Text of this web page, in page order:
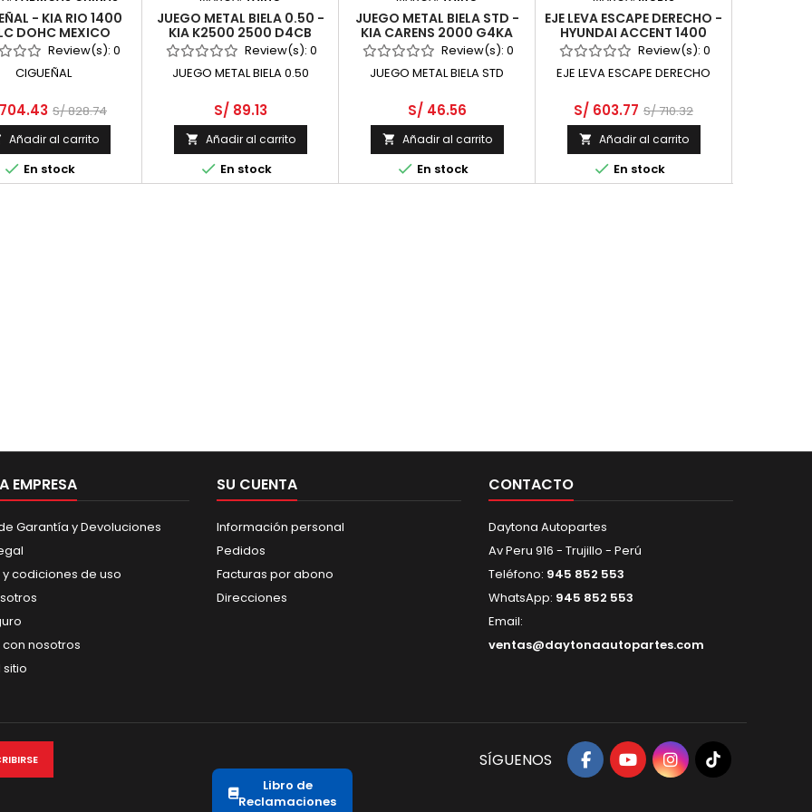
- KIA RIO 1400
DOHC MEXICO
Review(s): 0
CIGUEÑAL
S/ 828.74
Añadir al carrito
 En stock
JUEGO METAL BIELA 0.50 -
KIA K2500 2500 D4CB
DOHC 16 VALV TCI DIESEL
Review(s): 0
JUEGO METAL BIELA 0.50
S/ 89.13
 Añadir al carrito
 En stock
JUEGO METAL BIELA STD -
KIA CARENS 2000 G4KA
DOHCReview(s): 0
JUEGO METAL BIELA STD
S/ 46.56
 Añadir al carrito
 En stock
EJE LEVA ESCAPE DERECHO -
HYUNDAI ACCENT 1400
G4FA RB DOHC 16 VALV
CVVT
Review(s): 0
EJE LEVA ESCAPE DERECHO
S/ 603.77 S/ 710.32
 Añadir al carrito
 En stock
EMPRESA
Garantía y Devoluciones
codiciones de uso
nosotros
SU CUENTA
Información personal
Pedidos
Facturas por abono
Direcciones
CONTACTO
Daytona Autopartes
Av Peru 916 - Trujillo - Perú
Teléfono: 945 852 553
WhatsApp: 945 852 553
Email:
ventas@daytonaautopartes.com
SÍGUENOS
Libro de
Reclamaciones